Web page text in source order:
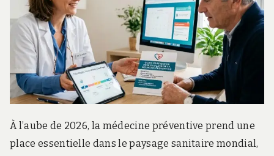
À l’aube de 2026, la médecine préventive prend une
place essentielle dans le paysage sanitaire mondial,